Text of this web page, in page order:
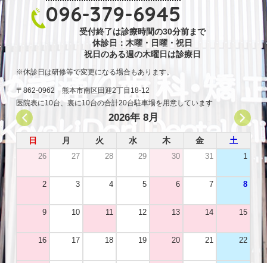
096-379-6945
受付終了は診療時間の30分前まで
休診日：木曜・日曜・祝日
祝日のある週の木曜日は診療日
休診日は研修等で変更になる場合もあります。
〒862-0962 熊本市南区田迎2丁目18-12
医院表に10台、裏に10台の合計20台駐車場を用意しています
2026年 8月
日 月 火 水 木 金 土
26 27 28 29 30 31 1
2 3 4 5 6 7 8
9 10 11 12 13 14 15
16 17 18 19 20 21 22